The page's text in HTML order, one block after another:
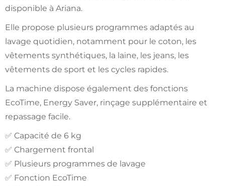
disponible à Ariana.
Elle propose plusieurs programmes adaptés au
lavage quotidien, notamment pour le coton, les
vêtements synthétiques, la laine, les jeans, les
vêtements de sport et les cycles rapides.
La machine dispose également des fonctions
EcoTime, Energy Saver, rinçage supplémentaire et
repassage facile.
✅ Capacité de 6 kg
✅ Chargement frontal
✅ Plusieurs programmes de lavage
✅ Fonction EcoTime